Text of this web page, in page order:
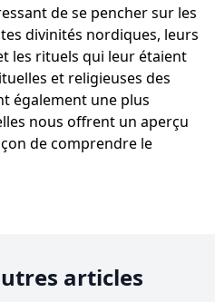
de se pencher sur les
divinités nordiques, leurs
les rituels qui leur étaient
et religieuses des
également une plus
nous offrent un aperçu
de comprendre le
articles